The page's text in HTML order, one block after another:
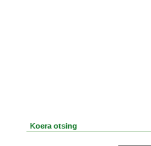
Koera otsing